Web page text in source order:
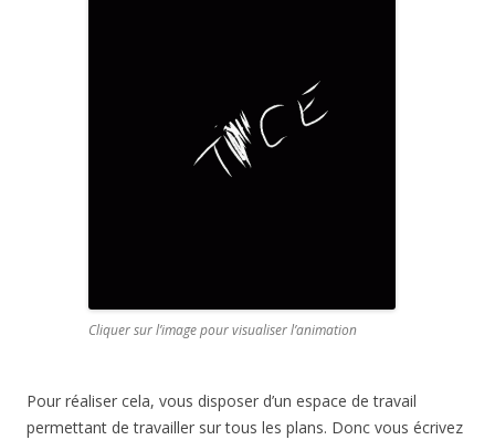
Cliquer sur l’image pour visualiser l’animation
Pour réaliser cela, vous disposer d’un espace de travail
permettant de travailler sur tous les plans. Donc vous écrivez